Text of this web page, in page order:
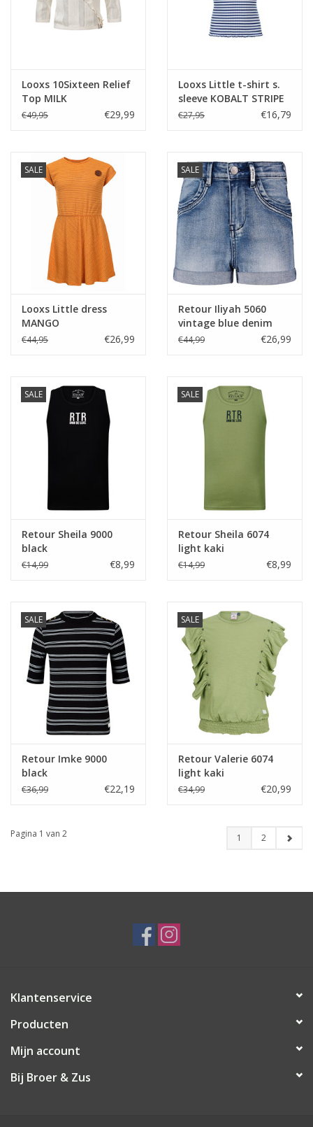
Looxs 10Sixteen Relief
Top MILK
€49,95 €29,99
Looxs Little t-shirt s.
sleeve KOBALT STRIPE
€27,95 €16,79
SALE
Looxs Little dress
MANGO
€44,95 €26,99
SALE
Retour Iliyah 5060
vintage blue denim
€44,99 €26,99
SALE
Retour Sheila 9000
black
€14,99 €8,99
SALE
Retour Sheila 6074
light kaki
€14,99 €8,99
SALE
Retour Imke 9000
black
€36,99 €22,19
SALE
Retour Valerie 6074
light kaki
€34,99 €20,99
Pagina 1 van 2 1 2
Klantenservice
Producten
Mijn account
Bij Broer & Zus